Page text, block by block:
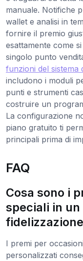
manuale. Notifiche
wallet e analisi in
fornire il premio
esattamente come
singolo punto
funzioni del sistema
includono i moduli
punti e strumenti
costruire un
La configurazione
piano gratuito ti
principali prima di
FAQ
Cosa sono i
speciali in
I premi per
personalizzati